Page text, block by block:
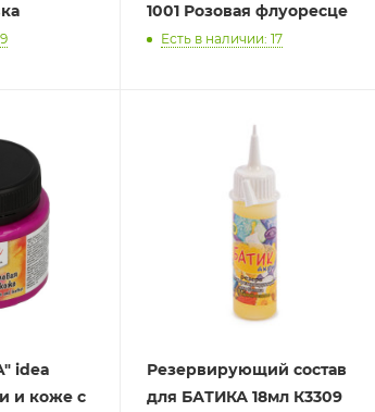
1001 Розовая флуоресце
Есть в наличии: 17
и коже с
Резервирующий состав
для БАТИКА 18мл К3309